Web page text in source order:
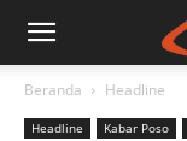
Beranda Headline
Headline Kabar Poso